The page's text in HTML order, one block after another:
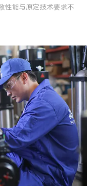
性能与原定技术要求不